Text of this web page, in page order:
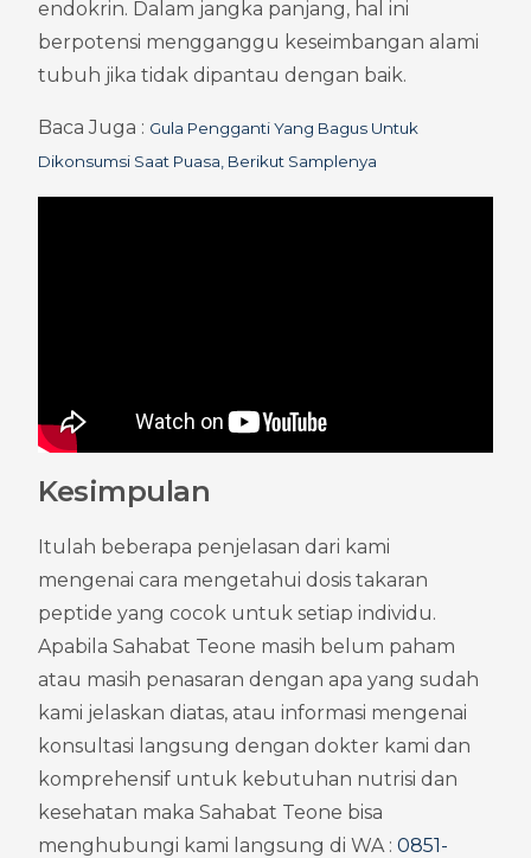
endokrin. Dalam jangka panjang, hal ini
berpotensi mengganggu keseimbangan alami
tubuh jika tidak dipantau dengan baik.
Baca Juga : Gula Pengganti Yang Bagus Untuk
Dikonsumsi Saat Puasa, Berikut Samplenya
Kesimpulan
Itulah beberapa penjelasan dari kami
mengenai cara mengetahui dosis takaran
peptide yang cocok untuk setiap individu.
Apabila Sahabat Teone masih belum paham
atau masih penasaran dengan apa yang sudah
kami jelaskan diatas, atau informasi mengenai
konsultasi langsung dengan dokter kami dan
komprehensif untuk kebutuhan nutrisi dan
kesehatan maka Sahabat Teone bisa
menghubungi kami langsung di WA : 0851-